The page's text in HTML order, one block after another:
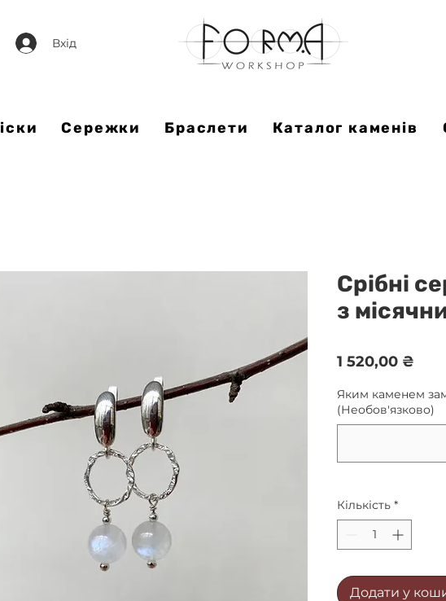
Вхід
Сережки Браслети Каталог каменів
Срібні
з
1 520,00 ₴
Яким каменем
(Необов'язково)
Кількість *
Додати у